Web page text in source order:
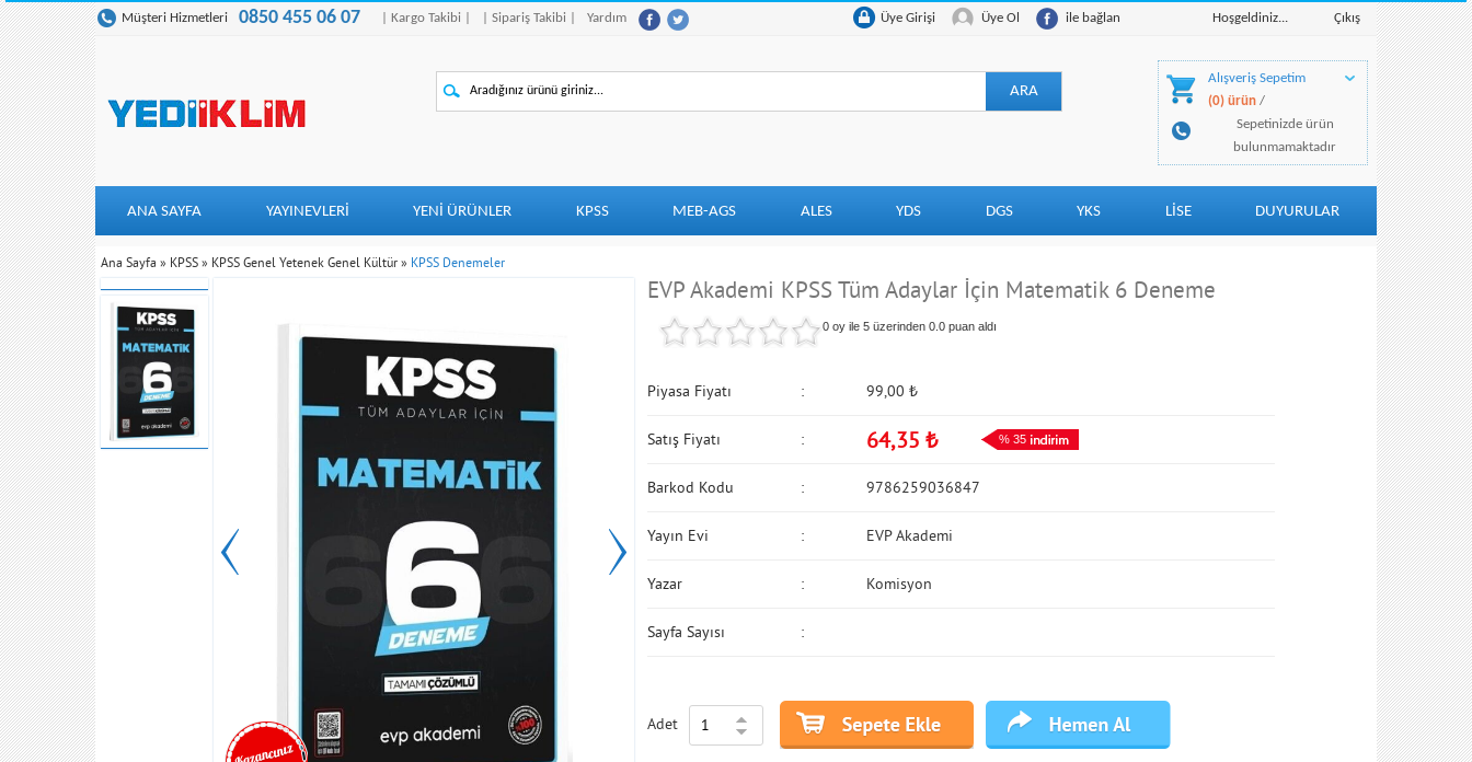
Müşteri Hizmetleri 0850 455 06 07 | Kargo Takibi | | Sipariş Takibi | Yardım Çıkış
Hoşgeldiniz...
ile bağlan
Üye Ol
Üye Girişi
Alışveriş Sepetim
(0) ürün /
Sepetinizde ürün
bulunmamaktadır
ANA SAYFA YAYINEVLERİ YENI ÜRÜNLER KPSS MEB-AGS ALES YDS DGS YKS LİSE DUYURULAR
Ana Sayfa » KPSS » KPSS Genel Yetenek Genel Kültür » KPSS Denemeler
EVP Akademi KPSS Tüm Adaylar İçin Matematik 6 Deneme
0 oy ile 5 üzerinden 0.0puan aldı
Piyasa Fiyatı 99,00 ₺
Satış Fiyatı 64,35 ₺ % 35
Barkod Kodu 9786259036847
Yayın Evi EVP Akademi
Yazar Komisyon
Sayfa Sayısı
Adet